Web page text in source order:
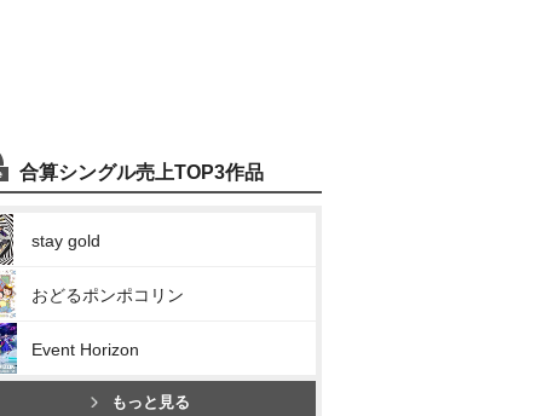
合算シングル売上TOP3作品
stay gold
おどるポンポコリン
Event Horizon
もっと見る